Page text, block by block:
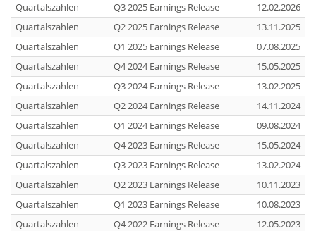
Quartalszahlen
Q3 2025 Earnings Release
12.02.2026
Quartalszahlen
Q2 2025 Earnings Release
13.11.2025
Quartalszahlen
Q1 2025 Earnings Release
07.08.2025
Quartalszahlen
Q4 2024 Earnings Release
15.05.2025
Quartalszahlen
Q3 2024 Earnings Release
13.02.2025
Quartalszahlen
Q2 2024 Earnings Release
14.11.2024
Quartalszahlen
Q1 2024 Earnings Release
09.08.2024
Quartalszahlen
Q4 2023 Earnings Release
15.05.2024
Quartalszahlen
Q3 2023 Earnings Release
13.02.2024
Quartalszahlen
Q2 2023 Earnings Release
10.11.2023
Quartalszahlen
Q1 2023 Earnings Release
10.08.2023
Quartalszahlen
Q4 2022 Earnings Release
12.05.2023